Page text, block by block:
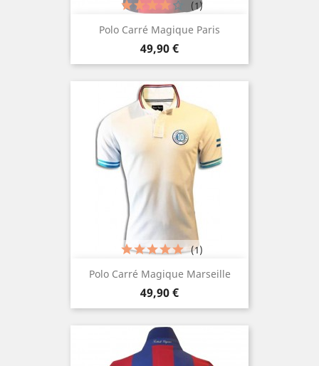
Polo Carré Magique Paris
Prezzo
49,90 €
(1)
Polo Carré Magique Marseille
Prezzo
49,90 €
(1)